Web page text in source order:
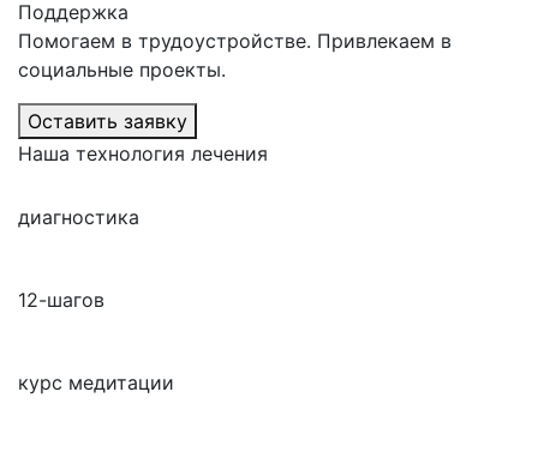
Поддержка
Помогаем в трудоустройстве. Привлекаем в
социальные проекты.
Оставить заявку
Наша технология лечения
диагностика
12-шагов
курс медитации